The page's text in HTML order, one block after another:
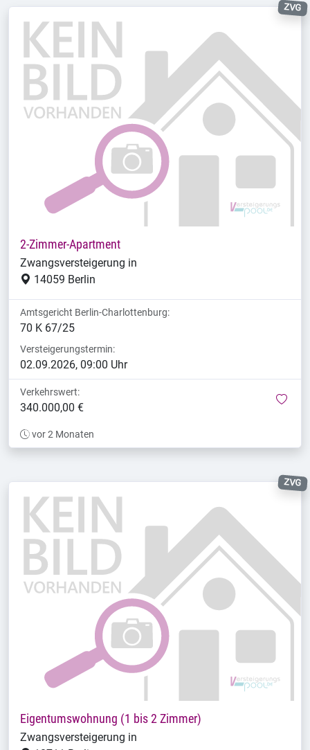
ZVG
2-Zimmer-Apartment
Zwangsversteigerung in
14059 Berlin
Amtsgericht Berlin-Charlottenburg:
70 K 67/25
Versteigerungstermin:
02.09.2026, 09:00 Uhr
Verkehrswert:
340.000,00 €
vor 2 Monaten
ZVG
Eigentumswohnung (1 bis 2 Zimmer)
Zwangsversteigerung in